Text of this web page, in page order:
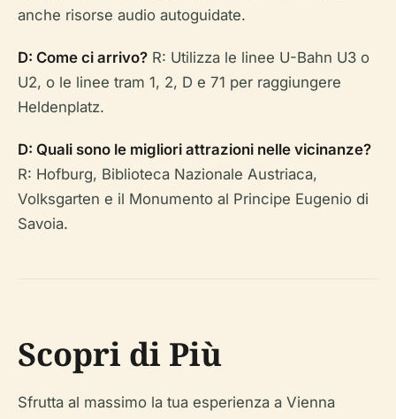
anche risorse audio autoguidate.
D: Come ci arrivo? R: Utilizza le linee U-Bahn U3 o
U2, o le linee tram 1, 2, D e 71 per raggiungere
Heldenplatz.
D: Quali sono le migliori attrazioni nelle vicinanze?
R: Hofburg, Biblioteca Nazionale Austriaca,
Volksgarten e il Monumento al Principe Eugenio di
Savoia.
Scopri di Più
Sfrutta al massimo la tua esperienza a Vienna